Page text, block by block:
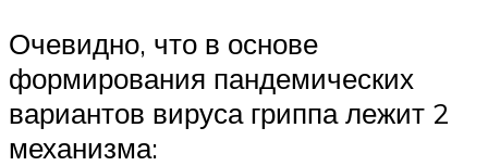
Очевидно, что в основе
формирования пандемических
вариантов вируса гриппа лежит 2
механизма: